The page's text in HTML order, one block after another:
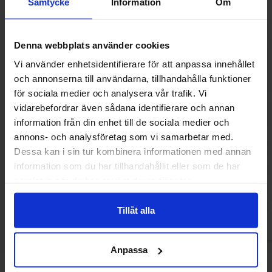
Denna webbplats använder cookies
Vi använder enhetsidentifierare för att anpassa innehållet
och annonserna till användarna, tillhandahålla funktioner
för sociala medier och analysera vår trafik. Vi
vidarebefordrar även sådana identifierare och annan
information från din enhet till de sociala medier och
annons- och analysföretag som vi samarbetar med.
Dessa kan i sin tur kombinera informationen med annan
information som du har tillhandahållit eller som de har
Tillåt alla
Anpassa
Shades By Niko Tropical Blast 150g
29.90 kr
Woogie
Køb